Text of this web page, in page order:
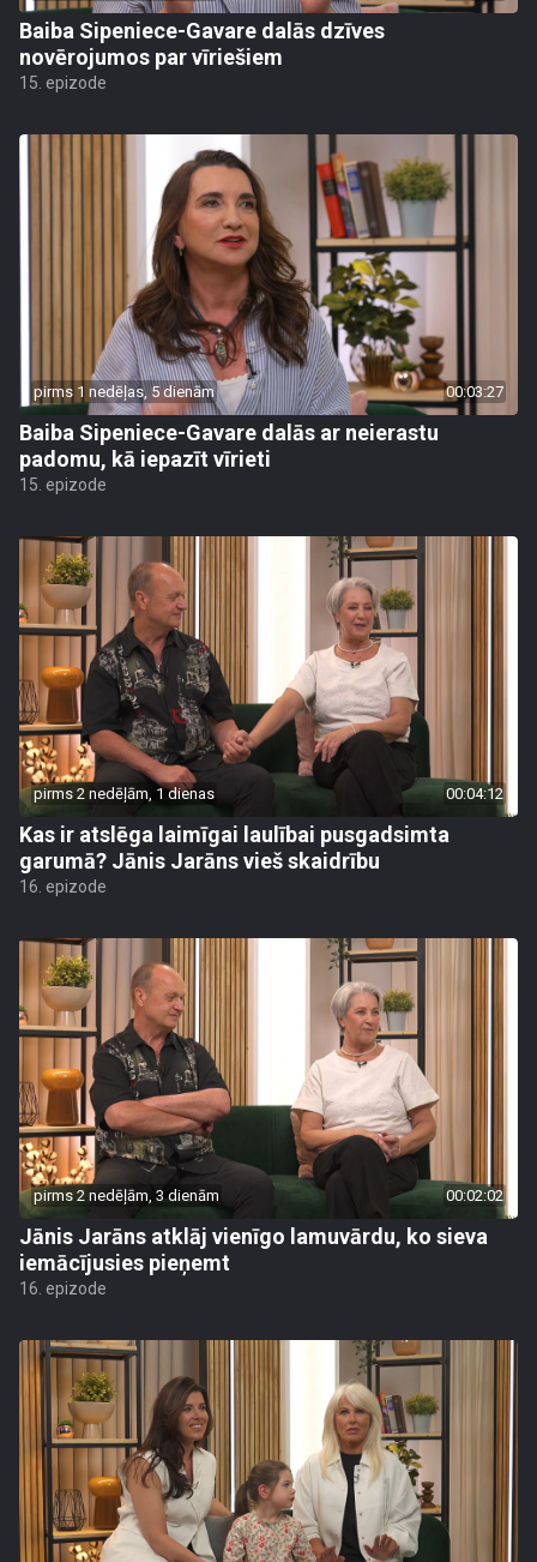
Baiba Sipeniece-Gavare dalās dzīves
novērojumos par vīriešiem
15. epizode
pirms 1 nedēļas, 5 dienām 00:03:27
Baiba Sipeniece-Gavare dalās ar neierastu
padomu, kā iepazīt vīrieti
15. epizode
pirms 2 nedēļām, 1 dienas 00:04:12
Kas ir atslēga laimīgai laulībai pusgadsimta
garumā? Jānis Jarāns vieš skaidrību
16. epizode
pirms 2 nedēļām, 3 dienām 00:02:02
Jānis Jarāns atklāj vienīgo lamuvārdu, ko sieva
iemācījusies pieņemt
16. epizode